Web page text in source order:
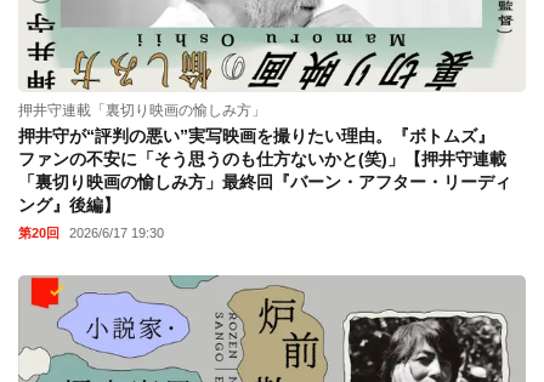
押井守連載「裏切り映画の愉しみ方」
押井守が“評判の悪い”実写映画を撮りたい理由。『ボトムズ』
ファンの不安に「そう思うのも仕方ないかと(笑)」【押井守連載
「裏切り映画の愉しみ方」最終回『バーン・アフター・リーディ
ング』後編】
第20回 2026/6/17 19:30